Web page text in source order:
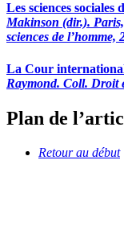
Les sciences sociales
Makinson (dir.).
sciences de l’homme,
La Cour
Raymond. Coll. Droit
Plan de
Retour au début